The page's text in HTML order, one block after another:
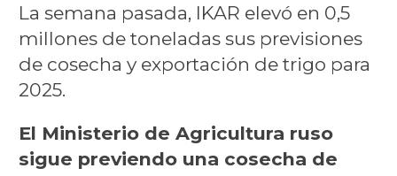
La semana pasada, IKAR elevó en 0,5
millones de toneladas sus previsiones
de cosecha y exportación de trigo para
2025.
El Ministerio de Agricultura ruso
sigue previendo una cosecha de